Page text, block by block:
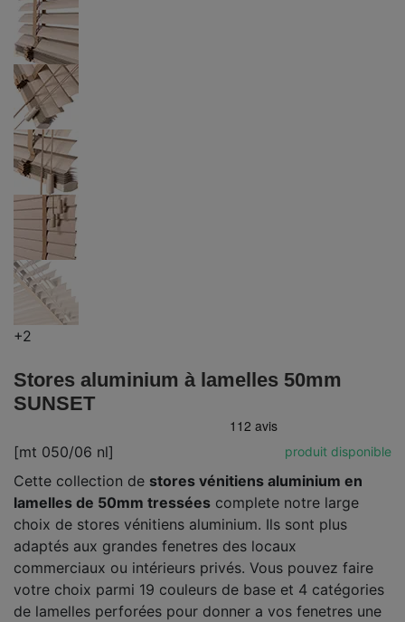
+2
Stores aluminium à lamelles 50mm
SUNSET
[mt 050/06 nl] produit disponible
Cette collection de stores vénitiens aluminium en
lamelles de 50mm tressées complete notre large
choix de stores vénitiens aluminium. Ils sont plus
adaptés aux grandes fenetres des locaux
commerciaux ou intérieurs privés. Vous pouvez faire
votre choix parmi 19 couleurs de base et 4 catégories
de lamelles perforées pour donner a vos fenetres une